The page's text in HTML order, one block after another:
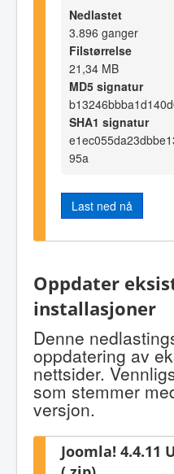
Nedlastet
3.896 ganger
Filstørrelse
21,34 MB
MD5 signatur
SHA1 signatur
95a
Last ned nå
Oppdater
installasjoner
Denne
oppdatering av
nettsider.
som stemmer
versjon.
Joomla! 4.4.11